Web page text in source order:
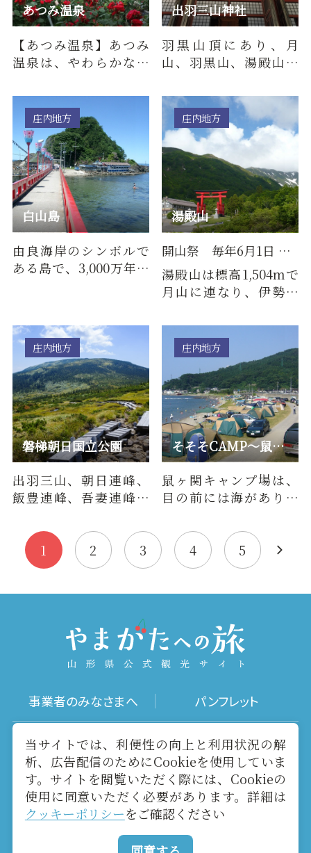
あつみ温泉
【あつみ温泉】あつみ
温泉は、やわらかな湯
風情ある温泉地。良質
の温泉と…
出羽三山神社
羽黒山頂にあり、月
山、羽黒山、湯殿山の
行事はここで三神社同
時に行われ…
白山島
庄内地方
由良海岸のシンボルで
ある島で、3,000万年前
湯殿山
庄内地方
開山祭 毎年6月1日 ／ 閉山祭 毎年11月1日
湯殿山は標高1,504mで
月山に連なり、伊勢・
ひとつです。その北側中
腹、梵…
磐梯朝日国立公園
庄内地方
出羽三山、朝日連峰、
飯豊連峰、吾妻連峰、
の広大な範囲に及ぶ国
立公園で…
そそそCAMP～鼠ヶ関キャンプ場
庄内地方
鼠ヶ関キャンプ場は、
目の前には海があり、
楽しめます。近くにはマ
リンパ…
1 2 3 4 5
事業者のみなさまへ パンフレット
写真ダウンロード 動画ギャラリー
お役立ちリンク 当サイトについて
メールマガジン お問い合わせ
当サイトでは、利便性の向上と利用状況の解
析、広告配信のためにCookieを使用していま
す。サイトを閲覧いただく際には、Cookieの
使用に同意いただく必要があります。詳細は
クッキーポリシーをご確認ください